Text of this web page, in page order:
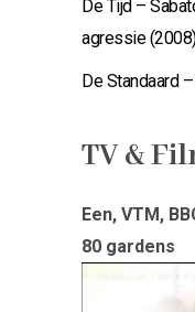
De Tijd –
agressie
De Standaard
TV &
Een, VTM,
80 gardens